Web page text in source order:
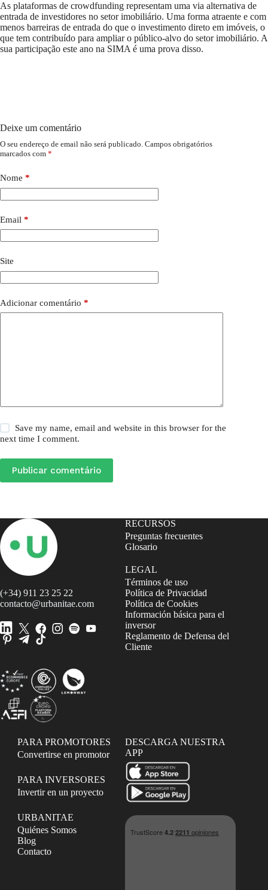
As plataformas de crowdfunding representam uma via alternativa de
entrada de investidores no setor imobiliário. Uma forma atraente e com
menos barreiras de entrada do que o investimento direto em imóveis, o
que tem contribuído para ampliar o público-alvo do setor imobiliário. A
sua participação este ano na SIMA é uma prova disso.
Deixe um comentário
O seu endereço de email não será publicado. Campos obrigatórios
marcados com *
Nome *
Email *
Site
Adicionar comentário *
Save my name, email and website in this browser for the
next time I comment.
Publicar comentário
(+34) 911 23 25 22
contacto@urbanitae.com
RECURSOS
Preguntas frecuentes
Glosario
LEGAL
Términos de uso
Política de Privacidad
Política de Cookies
Información básica para el
inversor
Reglamento de Defensa del
Cliente
PARA PROMOTORES
Convertirse en promotor
PARA INVERSORES
Invertir en un proyecto
URBANITAE
Quiénes Somos
Blog
Contacto
DESCARGA NUESTRA
APP